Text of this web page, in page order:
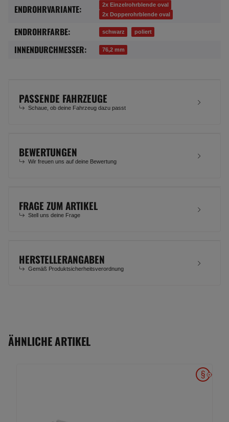
ENDROHRVARIANTE:
2x Einzelrohrblende oval
2x Dopperohrblende oval
ENDROHRFARBE: schwarz poliert
INNENDURCHMESSER: 76,2 mm
PASSENDE FAHRZEUGE
Schaue, ob deine Fahrzeug dazu passt
BEWERTUNGEN
Wir freuen uns auf deine Bewertung
FRAGE ZUM ARTIKEL
Stell uns deine Frage
HERSTELLERANGABEN
Gemäß Produktsicherheitsverordnung
ÄHNLICHE ARTIKEL